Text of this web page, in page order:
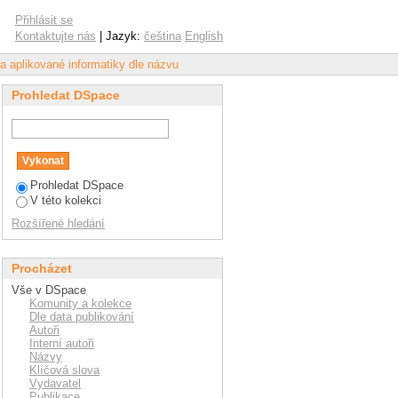
Přihlásit se
Kontaktujte nás | Jazyk: čeština English
aplikované informatiky dle názvu
Prohledat DSpace
Prohledat DSpace
V této kolekci
Rozšířené hledání
Procházet
Vše v DSpace
Komunity a kolekce
Dle data publikování
Autoři
Interní autoři
Názvy
Klíčová slova
Vydavatel